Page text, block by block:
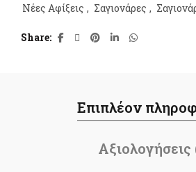
Νέες Αφίξεις , Σαγιονάρες ,
Share
Επιπλέον
Αξιολογήσεις